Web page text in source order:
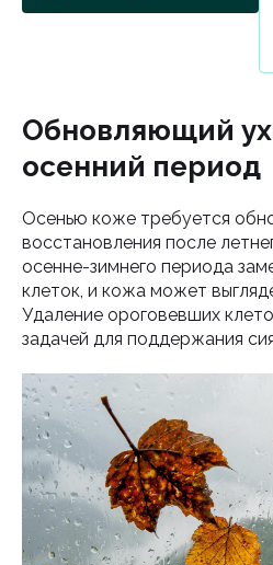
Обновляющий
осенний период
Осенью коже требуется
восстановления после
осенне-зимнего периода
клеток, и кожа может
Удаление ороговевших
задачей для поддержания